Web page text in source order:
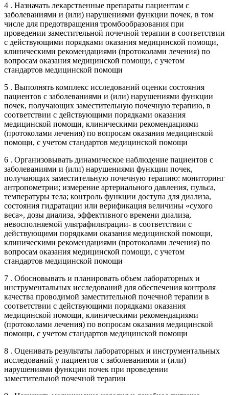
4 . Назначать лекарственные препараты пациентам с
заболеваниями и (или) нарушениями функции почек, в том
числе для предотвращения тромбообразования при
проведении заместительной почечной терапии в соответствии
с действующими порядками оказания медицинской помощи,
клиническими рекомендациями (протоколами лечения) по
вопросам оказания медицинской помощи, с учетом
стандартов медицинской помощи
5 . Выполнять комплекс исследований оценки состояния
пациентов с заболеваниями и (или) нарушениями функции
почек, получающих заместительную почечную терапию, в
соответствии с действующими порядками оказания
медицинской помощи, клиническими рекомендациями
(протоколами лечения) по вопросам оказания медицинской
помощи, с учетом стандартов медицинской помощи
6 . Организовывать динамическое наблюдение пациентов с
заболеваниями и (или) нарушениями функции почек,
получающих заместительную почечную терапию: мониторинг
антропометрии; измерение артериального давления, пульса,
температуры тела; контроль функции доступа для диализа,
состояния гидратации или верификация величины «сухого
веса», дозы диализа, эффективного времени диализа,
невосполняемой ультрафильтрации- в соответствии с
действующими порядками оказания медицинской помощи,
клиническими рекомендациями (протоколами лечения) по
вопросам оказания медицинской помощи, с учетом
стандартов медицинской помощи
7 . Обосновывать и планировать объем лабораторных и
инструментальных исследований для обеспечения контроля
качества проводимой заместительной почечной терапии в
соответствии с действующими порядками оказания
медицинской помощи, клиническими рекомендациями
(протоколами лечения) по вопросам оказания медицинской
помощи, с учетом стандартов медицинской помощи
8 . Оценивать результаты лабораторных и инструментальных
исследований у пациентов с заболеваниями и (или)
нарушениями функции почек при проведении
заместительной почечной терапии